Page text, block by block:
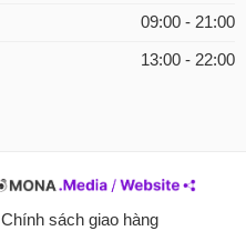
09:00 - 21:00
13:00 - 22:00
Chính sách giao hàng